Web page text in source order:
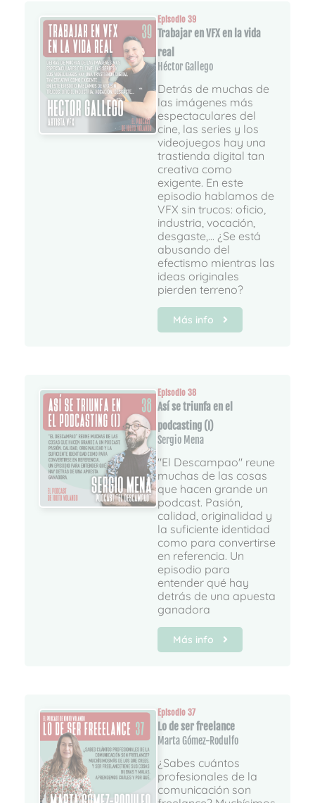
Episodio 39
Trabajar en VFX en la vida
real
Héctor Gallego
Detrás de muchas de
las imágenes más
espectaculares del
cine, las series y los
videojuegos hay una
trastienda digital tan
creativa como
exigente. En este
episodio hablamos de
VFX sin trucos: oficio,
industria, vocación,
desgaste,... ¿Se está
abusando del
efectismo mientras las
ideas originales
pierden terreno?
Más info
Episodio 38
Así se triunfa en el
podcasting (I)
Sergio Mena
"El Descampao" reune
muchas de las cosas
que hacen grande un
podcast. Pasión,
calidad, originalidad y
la suficiente identidad
como para convertirse
en referencia. Un
episodio para
entender qué hay
detrás de una apuesta
ganadora
Más info
Episodio 37
Lo de ser freelance
Marta Gómez-Rodulfo
¿Sabes cuántos
profesionales de la
comunicación son